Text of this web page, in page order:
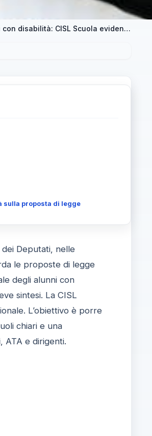
Profilo professionale dell’assistente per l’autonomia degli alunni con disabilità: CISL Scuola evidenzia criticità sulla proposta di legge
sulla proposta di legge
dei Deputati, nelle
le proposte di legge
degli alunni con
sintesi. La CISL
L’obiettivo è porre
chiari e una
ATA e dirigenti.